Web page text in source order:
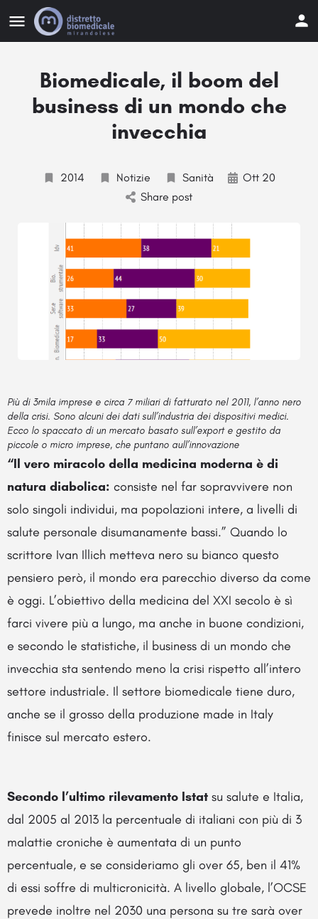
Biomedicale, il boom del
business di un mondo che
invecchia
2014 Notizie Sanità
Ott 20
Share post
Più di 3mila imprese e circa 7 miliari di fatturato nel 2011, l’anno nero
della crisi. Sono alcuni dei dati sull’industria dei dispositivi medici.
Ecco lo spaccato di un mercato basato sull’export e gestito da
piccole o micro imprese, che puntano aull’innovazione
“Il vero miracolo della medicina moderna è di
natura diabolica: consiste nel far sopravvivere non
solo singoli individui, ma popolazioni intere, a livelli di
salute personale disumanamente bassi.” Quando lo
scrittore Ivan Illich metteva nero su bianco questo
pensiero però, il mondo era parecchio diverso da come
è oggi. L’obiettivo della medicina del XXI secolo è sì
farci vivere più a lungo, ma anche in buone condizioni,
e secondo le statistiche, il business di un mondo che
invecchia sta sentendo meno la crisi rispetto all’intero
settore industriale. Il settore biomedicale tiene duro,
anche se il grosso della produzione made in Italy
finisce sul mercato estero.
Secondo l’ultimo rilevamento Istat su salute e Italia,
dal 2005 al 2013 la percentuale di italiani con più di 3
malattie croniche è aumentata di un punto
percentuale, e se consideriamo gli over 65, ben il 41%
di essi soffre di multicronicità. A livello globale, l’OCSE
prevede inoltre nel 2030 una persona su tre sarà over